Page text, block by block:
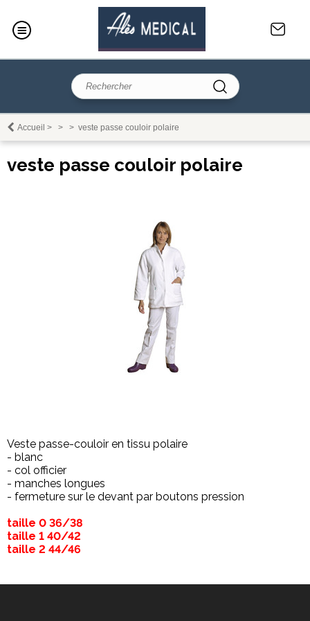
Accueil > > > veste passe couloir polaire
veste passe couloir polaire
Veste passe-couloir en tissu polaire
- blanc
- col officier
- manches longues
- fermeture sur le devant par boutons pression
taille 0 36/38
taille 1 40/42
taille 2 44/46